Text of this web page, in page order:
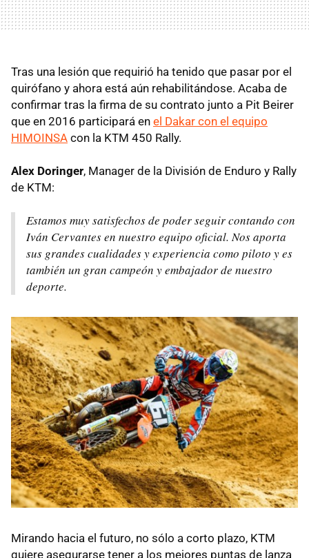
Tras una lesión que requirió ha tenido que pasar por el
quirófano y ahora está aún rehabilitándose. Acaba de
confirmar tras la firma de su contrato junto a Pit Beirer
que en 2016 participará en el Dakar con el equipo
HIMOINSA con la KTM 450 Rally.
Alex Doringer, Manager de la División de Enduro y Rally
de KTM:
Estamos muy satisfechos de poder seguir contando con
Iván Cervantes en nuestro equipo oficial. Nos aporta
sus grandes cualidades y experiencia como piloto y es
también un gran campeón y embajador de nuestro
deporte.
Mirando hacia el futuro, no sólo a corto plazo, KTM
quiere asegurarse tener a los mejores puntas de lanza